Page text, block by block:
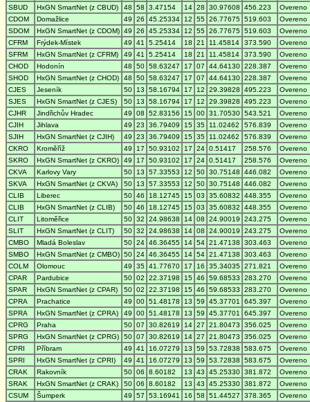
SBUD
HxGN SmartNet (z CBUD) 48 58 3.47154 14 28 30.97608 456.223
Overeno
CDOM
Domažlice 49 26 45.25334 12 55 26.77675 519.603
Overeno
SDOM
HxGN SmartNet (z CDOM) 49 26 45.25334 12 55 26.77675 519.603
Overeno
CFRM
Frýdek-Místek 49 41 5.25414 18 21 11.45814 373.590
Overeno
SFRM
HxGN SmartNet (z CFRM) 49 41 5.25414 18 21 11.45814 373.590
Overeno
CHOD
Hodonín 48 50 58.63247 17 07 44.64130 228.387
Overeno
SHOD
HxGN SmartNet (z CHOD) 48 50 58.63247 17 07 44.64130 228.387
Overeno
CJES
Jeseník 50 13 58.16794 17 12 29.39828 495.223
Overeno
SJES
HxGN SmartNet (z CJES) 50 13 58.16794 17 12 29.39828 495.223
Overeno
CJHR
Jindřichův Hradec 49 08 52.83156 15 00 31.70530 543.521
Overeno
CJIH
Jihlava 49 23 36.79409 15 35 11.02462 576.839
Overeno
SJIH
HxGN SmartNet (z CJIH) 49 23 36.79409 15 35 11.02462 576.839
Overeno
CKRO
Kroměříž 49 17 50.93102 17 24 0.51417 258.576
Overeno
SKRO
HxGN SmartNet (z CKRO) 49 17 50.93102 17 24 0.51417 258.576
Overeno
CKVA
Karlovy Vary 50 13 57.33553 12 50 30.75148 446.082
Overeno
SKVA
HxGN SmartNet (z CKVA) 50 13 57.33553 12 50 30.75148 446.082
Overeno
CLIB
Liberec 50 46 18.12745 15 03 35.60832 448.355
Overeno
CLIB
HxGN SmartNet (z CLIB) 50 46 18.12745 15 03 35.60832 448.355
Overeno
CLIT
Litoměřice 50 32 24.98638 14 08 24.90019 243.275
Overeno
SLIT
HxGN SmartNet (z CLIT) 50 32 24.98638 14 08 24.90019 243.275
Overeno
CMBO
Mladá Boleslav 50 24 46.36455 14 54 21.47138 303.463
Overeno
SMBO
HxGN SmartNet (z CMBO) 50 24 46.36455 14 54 21.47138 303.463
Overeno
COLM
Olomouc 49 35 41.77670 17 16 35.34035 271.821
Overeno
CPAR
Pardubice 50 02 22.37198 15 46 59.68533 283.270
Overeno
SPAR
HxGN SmartNet (z CPAR) 50 02 22.37198 15 46 59.68533 283.270
Overeno
CPRA
Prachatice 49 00 51.48178 13 59 45.37701 645.397
Overeno
SPRA
HxGN SmartNet (z CPRA) 49 00 51.48178 13 59 45.37701 645.397
Overeno
CPRG
Praha 50 07 30.82619 14 27 21.80473 356.025
Overeno
SPRG
HxGN SmartNet (z CPRG) 50 07 30.82619 14 27 21.80473 356.025
Overeno
CPRI
Příbram 49 41 16.07279 13 59 53.72838 583.675
Overeno
SPRI
HxGN SmartNet (z CPRI) 49 41 16.07279 13 59 53.72838 583.675
Overeno
CRAK
Rakovník 50 06 8.60182 13 43 45.25330 381.872
Overeno
SRAK
HxGN SmartNet (z CRAK) 50 06 8.60182 13 43 45.25330 381.872
Overeno
CSUM
Šumperk 49 57 53.16941 16 58 51.44527 378.365
Overeno